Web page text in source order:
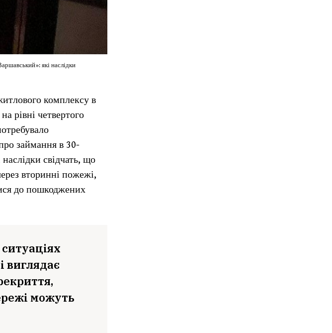
які наслідки
комплексу в
рівні четвертого
займання в 30-
свідчать, що
вторинні пожежі,
до пошкоджених
виглядає
можуть